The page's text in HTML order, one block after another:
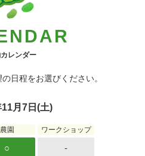
レンダー
日程をお選びください。
月7日(土)
農園
ワークショップ
○ -